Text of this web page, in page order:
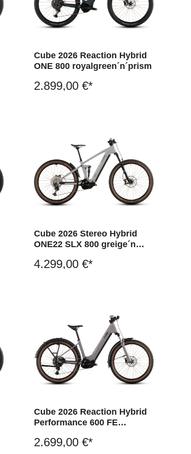
Cube 2026 Reaction Hybrid
ONE 800 royalgreen´n´prism
2.899,00 €*
Cube 2026 Stereo Hybrid
ONE22 SLX 800 greige´n
4.299,00 €*
Cube 2026 Reaction Hybrid
Performance 600 FE
2.699,00 €*